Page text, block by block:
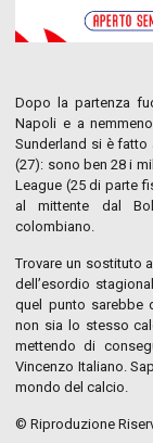
Dopo la partenza
Napoli e a
Sunderland si è fatto
(27): sono ben 28 i
League (25 di parte
al mittente dal
colombiano.
Trovare un sostituto
dell’esordio
quel punto sarebbe
non sia lo stesso
mettendo di
Vincenzo Italiano.
mondo del calcio.
© Riproduzione